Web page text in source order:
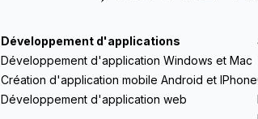
Développement d'applications
Développement d'application Windows et Mac
Création d'application mobile Android et IPhone
Développement d'application web